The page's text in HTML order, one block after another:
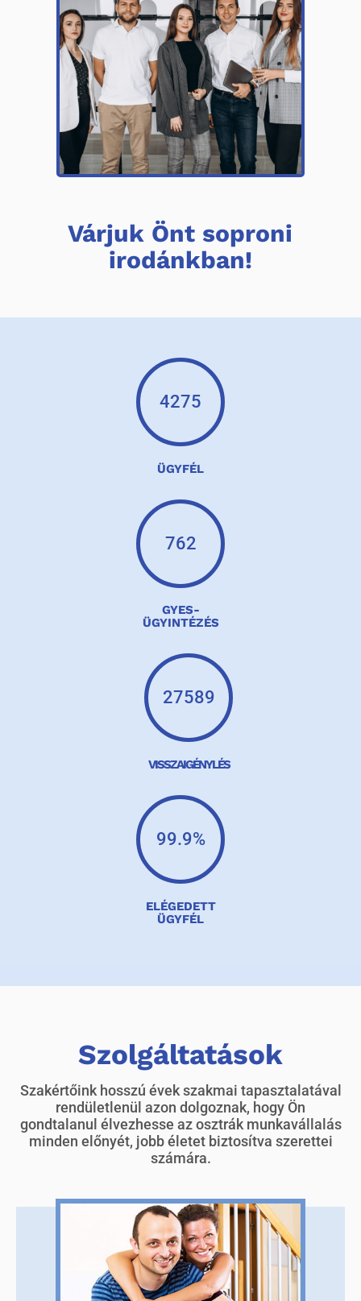
Várjuk Önt soproni
irodánkban!
4275
ÜGYFÉL
762
GYES-
ÜGYINTÉZÉS
27589
VISSZAIGÉNYLÉS
99.9%
ELÉGEDETT
ÜGYFÉL
Szolgáltatások
Szakértőink hosszú évek szakmai tapasztalatával
rendületlenül azon dolgoznak, hogy Ön
gondtalanul élvezhesse az osztrák munkavállalás
minden előnyét, jobb életet biztosítva szerettei
számára.